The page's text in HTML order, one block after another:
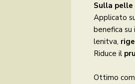
Sulla pelle
Applicato
benefica su i
lenitva,
Riduce il
Ottimo